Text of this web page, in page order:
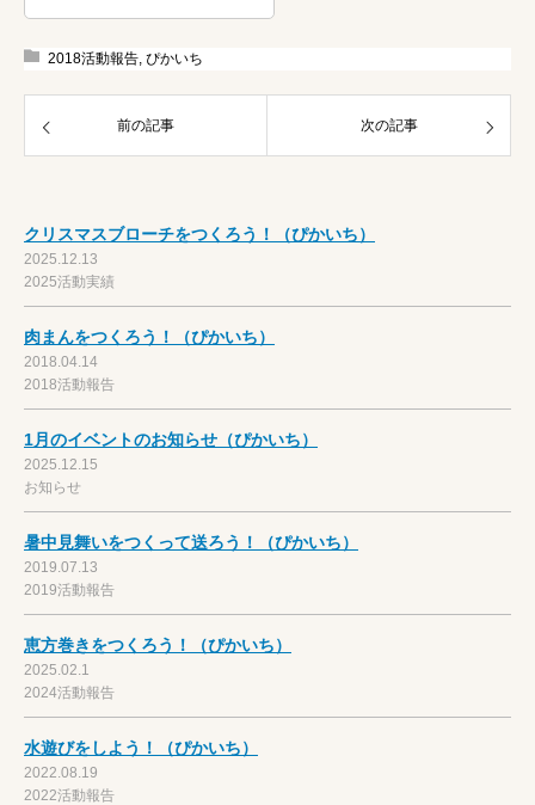
2018活動報告, ぴかいち
前の記事 次の記事
クリスマスブローチをつくろう！（ぴかいち）
2025.12.13
2025活動実績
肉まんをつくろう！（ぴかいち）
2018.04.14
2018活動報告
1月のイベントのお知らせ（ぴかいち）
2025.12.15
お知らせ
暑中見舞いをつくって送ろう！（ぴかいち）
2019.07.13
2019活動報告
恵方巻きをつくろう！（ぴかいち）
2025.02.1
2024活動報告
水遊びをしよう！（ぴかいち）
2022.08.19
2022活動報告